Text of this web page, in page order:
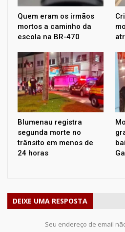
Quem eram os irmãos
mortos a caminho da
escola na BR-470
Blumenau registra
segunda morte no
trânsito em menos de
24 horas
DEIXE UMA RESPOSTA
Seu endereço de email